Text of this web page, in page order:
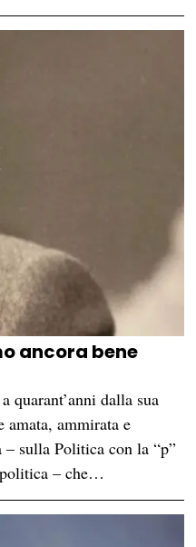
ancora bene
quarant’anni dalla sua
amata, ammirata e
– sulla Politica con la “p”
– che…